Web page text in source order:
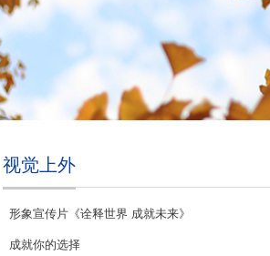
视觉上外
形象宣传片《诠释世界 成就未来》
成就你的选择